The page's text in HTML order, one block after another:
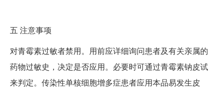
五 注意事项
对青霉素过敏者禁用。用前应详细询问患者及有关亲属的
药物过敏史，决定是否应用。必要时可通过青霉素钠皮试
来判定。传染性单核细胞增多症患者应用本品易发生皮